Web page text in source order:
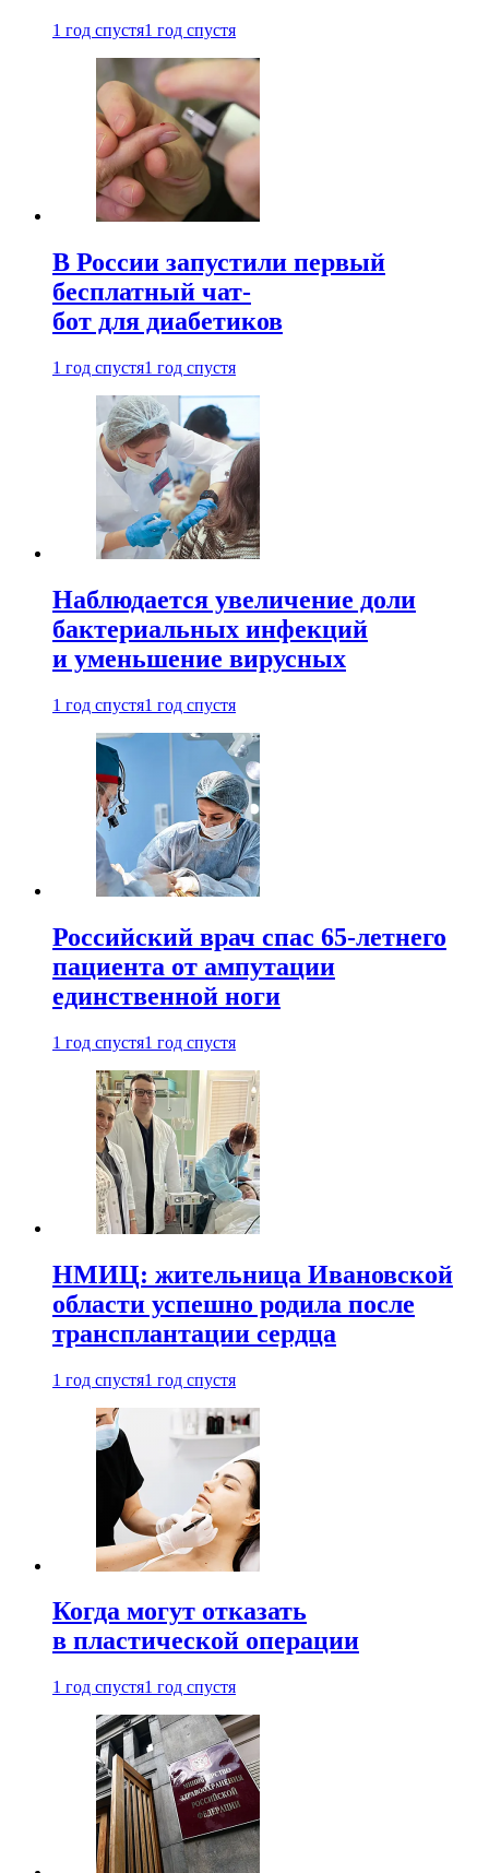
1 год спустя1 год спустя
В России запустили первый
бесплатный чат-
бот для диабетиков
1 год спустя1 год спустя
Наблюдается увеличение доли
бактериальных инфекций
и уменьшение вирусных
1 год спустя1 год спустя
Российский врач спас 65-летнего
пациента от ампутации
единственной ноги
1 год спустя1 год спустя
НМИЦ: жительница Ивановской
области успешно родила после
трансплантации сердца
1 год спустя1 год спустя
Когда могут отказать
в пластической операции
1 год спустя1 год спустя